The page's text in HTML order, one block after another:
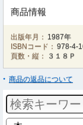
商品情報
出版年月： 1987年
ISBNコード： 978-4-
頁数・縦：
３１８Ｐ
商品の返品について